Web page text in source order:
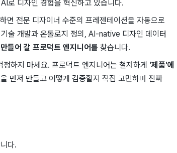
로 디자인 ​경험을 ​혁신하고 있습니다.
면 ​전문 디자이너 ​수준의 프레젠테이션을 ​자동으로
술 개발과 온톨로지 정의, AI-native 디자인 데이터
어 갈 프로덕트 엔지니어를 찾습니다.
하지 마세요. 프로덕트 엔지니어는 철저하게 '제품'에
먼저 만들고 어떻게 검증할지 직접 고민하며 진짜
다.